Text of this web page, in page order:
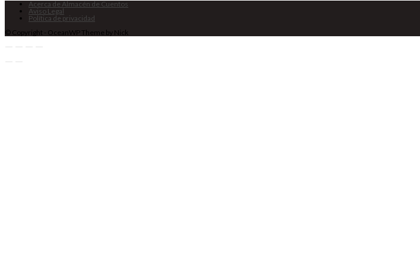
Acerca de Almacén de Cuentos
Aviso Legal
Política de privacidad
© Copyright - OceanWP Theme by Nick